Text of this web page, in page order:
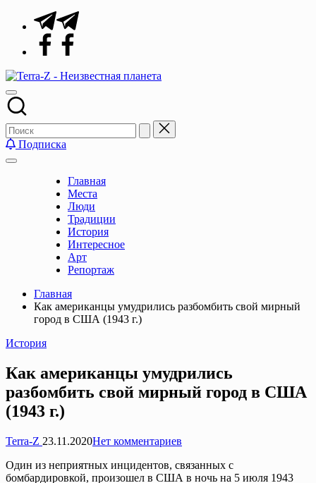
Перейти
содержимому
Telegram
Facebook
планета
Места,
традиции,
история,
события
Подписка
Главная
Места
Люди
Традиции
История
Интересное
Арт
Репортаж
Главная
Как американцы умудрились разбомбить свой мирный
город в США (1943 г.)
Опубликовано
История
Как американцы умудрились
разбомбить свой мирный город в США
(1943 г.)
Запись
Terra-Z 23.11.2020Нет комментариев
Один из неприятных инцидентов, связанных с
бомбардировкой, произошел в США в ночь на 5 июля 1943